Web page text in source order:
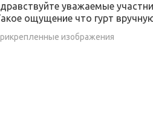
уважаемые
ощущение что гурт
изображения